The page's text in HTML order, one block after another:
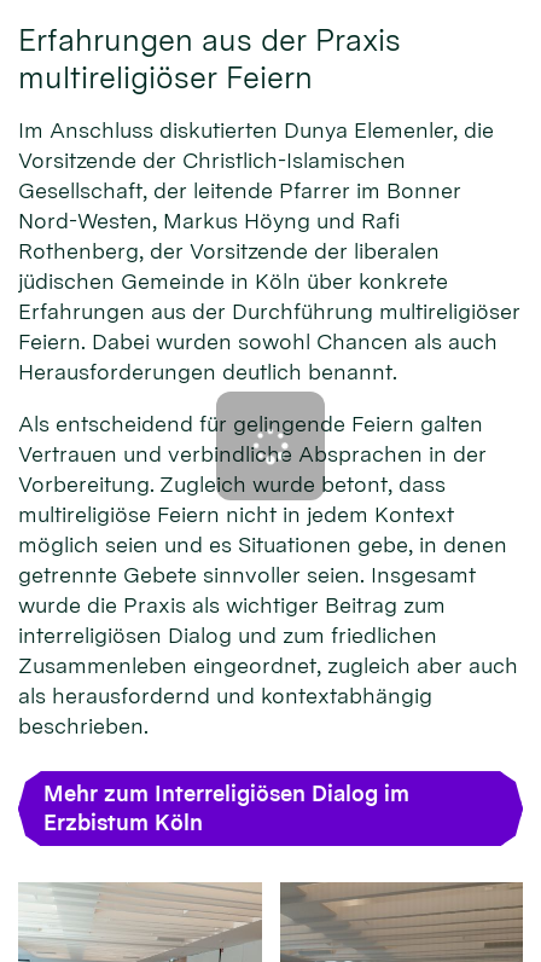
Erfahrungen aus der Praxis
multireligiöser Feiern
Im Anschluss diskutierten Dunya Elemenler, die
Vorsitzende der Christlich-Islamischen
Gesellschaft, der leitende Pfarrer im Bonner
Nord-Westen, Markus Höyng und Rafi
Rothenberg, der Vorsitzende der liberalen
jüdischen Gemeinde in Köln über konkrete
Erfahrungen aus der Durchführung multireligiöser
Feiern. Dabei wurden sowohl Chancen als auch
Herausforderungen deutlich benannt.
Als entscheidend für gelingende Feiern galten
Vertrauen und verbindliche Absprachen in der
Vorbereitung. Zugleich wurde betont, dass
multireligiöse Feiern nicht in jedem Kontext
möglich seien und es Situationen gebe, in denen
getrennte Gebete sinnvoller seien. Insgesamt
wurde die Praxis als wichtiger Beitrag zum
interreligiösen Dialog und zum friedlichen
Zusammenleben eingeordnet, zugleich aber auch
als herausfordernd und kontextabhängig
beschrieben.
Mehr zum Interreligiösen Dialog im
Erzbistum Köln